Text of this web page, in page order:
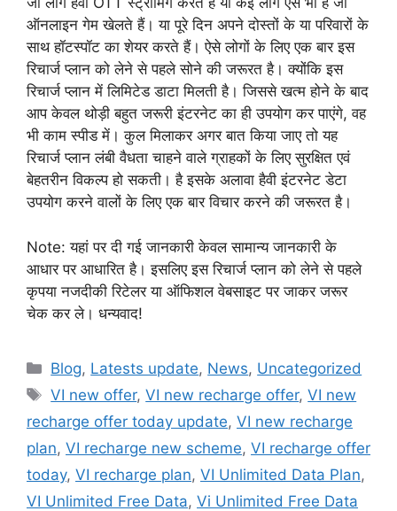
ऑनलाइन गेम खेलते हैं। या पूरे दिन अपने दोस्तों के या परिवारों के
साथ हॉटस्पॉट का शेयर करते हैं। ऐसे लोगों के लिए एक बार इस
रिचार्ज प्लान को लेने से पहले सोने की जरूरत है। क्योंकि इस
रिचार्ज प्लान में लिमिटेड डाटा मिलती है। जिससे खत्म होने के बाद
आप केवल थोड़ी बहुत जरूरी इंटरनेट का ही उपयोग कर पाएंगे, वह
भी काम स्पीड में। कुल मिलाकर अगर बात किया जाए तो यह
रिचार्ज प्लान लंबी वैधता चाहने वाले ग्राहकों के लिए सुरक्षित एवं
बेहतरीन विकल्प हो सकती। है इसके अलावा हैवी इंटरनेट डेटा
उपयोग करने वालों के लिए एक बार विचार करने की जरूरत है।
Note: यहां पर दी गई जानकारी केवल सामान्य जानकारी के
आधार पर आधारित है। इसलिए इस रिचार्ज प्लान को लेने से पहले
कृपया नजदीकी रिटेलर या ऑफिशल वेबसाइट पर जाकर जरूर
चेक कर ले। धन्यवाद!
Categories
Blog, Latests update, News, Uncategorized
Tags
VI new offer,VI new recharge offer,VI new
recharge offer today update, VI new recharge
plan, VI recharge new scheme, VI recharge offer
today, VI recharge plan, VI Unlimited Data Plan,
VI Unlimited Free Data, Vi Unlimited Free Data